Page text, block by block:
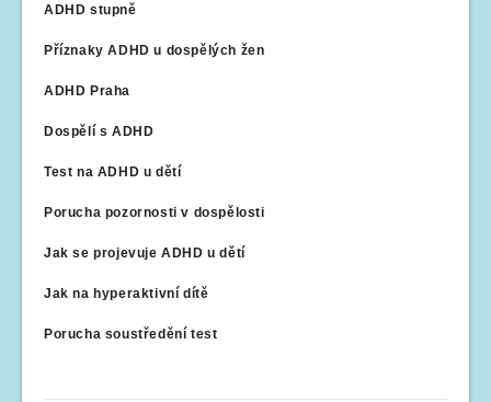
ADHD stupně
Příznaky ADHD u dospělých žen
ADHD Praha
Dospělí s ADHD
Test na ADHD u dětí
Porucha pozornosti v dospělosti
Jak se projevuje ADHD u dětí
Jak na hyperaktivní dítě
Porucha soustředění test